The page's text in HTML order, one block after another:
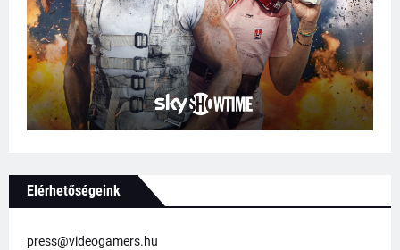
Elérhetőségeink
press@videogamers.hu